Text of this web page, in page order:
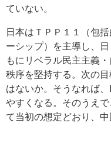
ていない。
日本はＴＰＰ１１（包
ーシップ）を主導し、
もにリベラル民主主義
秩序を堅持する。次の
はないか。そうなれば
やすくなる。そのうえ
て当初の想定どおり、中